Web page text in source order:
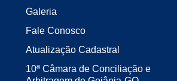
Galeria
Fale Conosco
Atualização Cadastral
10ª Câmara de Conciliação e